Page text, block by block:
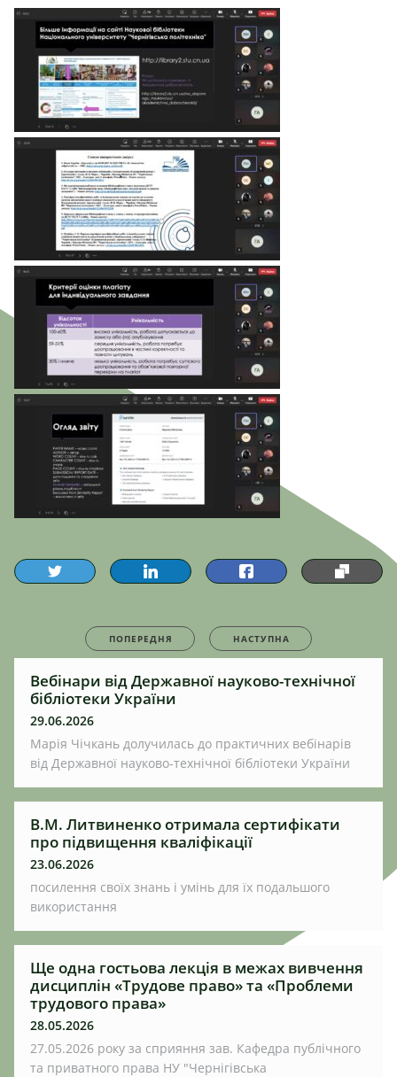
ПОПЕРЕДНЯ НАСТУПНА
Вебінари від Державної науково-технічної
бібліотеки України
29.06.2026
Марія Чічкань долучилась до практичних вебінарів
від Державної науково-технічної бібліотеки України
В.М. Литвиненко отримала сертифікати
про підвищення кваліфікації
23.06.2026
посилення своїх знань і умінь для їх подальшого
використання
Ще одна гостьова лекція в межах вивчення
дисциплін «Трудове право» та «Проблеми
трудового права»
28.05.2026
27.05.2026 року за сприяння зав. Кафедра публічного
та приватного права НУ "Чернігівська